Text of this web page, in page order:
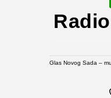
Glas Novog Sada –